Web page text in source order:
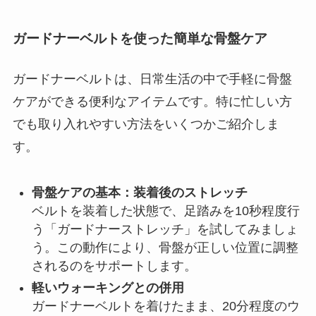
ガードナーベルトを使った簡単な骨盤ケア
ガードナーベルトは、日常生活の中で手軽に骨盤
ケアができる便利なアイテムです。特に忙しい方
でも取り入れやすい方法をいくつかご紹介しま
す。
骨盤ケアの基本：装着後のストレッチ
ベルトを装着した状態で、足踏みを10秒程度行
う「ガードナーストレッチ」を試してみましょ
う。この動作により、骨盤が正しい位置に調整
されるのをサポートします。
軽いウォーキングとの併用
ガードナーベルトを着けたまま、20分程度のウ